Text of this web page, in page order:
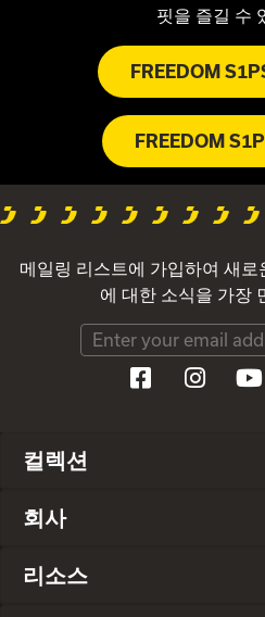
핏을 즐길 수
FREEDOM
FREEDOM
메일링 리스트에 가입하여 새
에 대한 소식을 가장
컬렉션
회사
리소스